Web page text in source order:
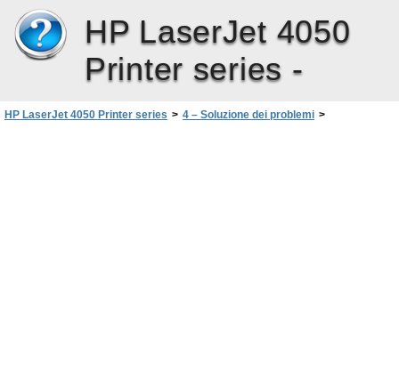
HP LaserJet 4050
Printer series -
HP LaserJet 4050 Printer series > 4 – Soluzione dei problemi >